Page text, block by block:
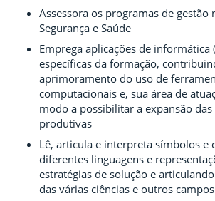
Assessora os programas de gestão
Segurança e Saúde
Emprega aplicações de informática
específicas da formação,
aprimoramento do uso de
computacionais e, sua área de
modo a possibilitar a expansão
produtivas
Lê, articula e interpreta símbolos e
diferentes linguagens e
estratégias de solução e
das várias ciências e outros